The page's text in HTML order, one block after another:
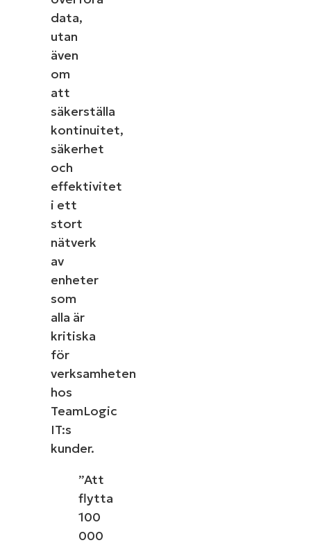
data,
utan
även
om
att
säkerställa
kontinuitet,
säkerhet
och
effektivitet
i ett
stort
nätverk
av
enheter
som
alla är
kritiska
för
verksamheten
hos
TeamLogic
IT:s
kunder.
”Att
flytta
100
000
Company
Se NinjaOne in action
Bläddra bland våra on-demand-demonstrationer
för att se hur NinjaOne förenklar IT-uppgifter som
hantering av enheter, patchning, MDM,
ärendehantering och mycket mer.
Utforska demos